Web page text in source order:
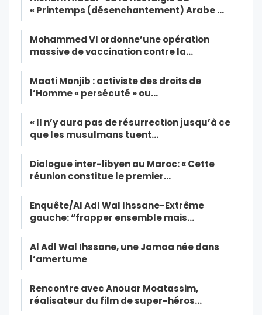
« Printemps (désenchantement) Arabe …
Mohammed VI ordonne’une opération
massive de vaccination contre la…
Maati Monjib : activiste des droits de
l’Homme « persécuté » ou…
« Il n’y aura pas de résurrection jusqu’à ce
que les musulmans tuent…
Dialogue inter-libyen au Maroc: « Cette
réunion constitue le premier…
Enquête/Al Adl Wal Ihssane-Extrême
gauche: “frapper ensemble mais…
Al Adl Wal Ihssane, une Jamaa née dans
l’amertume
Rencontre avec Anouar Moatassim,
réalisateur du film de super-héros…